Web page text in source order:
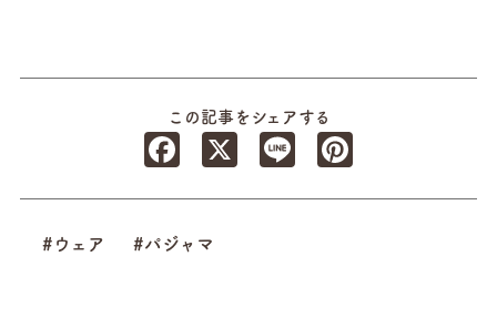
この記事をシェアする
Facebook
Line
#ウェア #パジャマ